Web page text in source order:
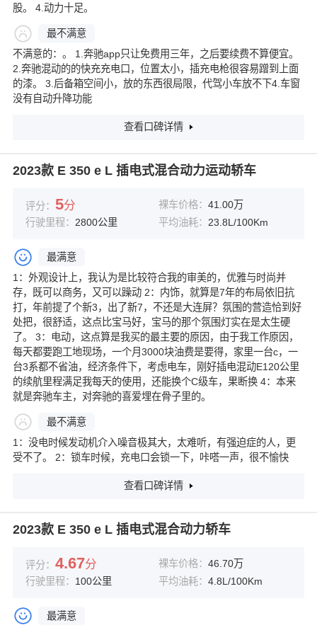
股。 4.动力十足。
最不满意
不满意的：。 1.奔驰app只让免费用三年，之后要续费不算便宜。
2.奔驰混动的的快充充电口，位置太小，插充电枪很容易蹭到上面
的漆。 3.后备箱空间小，放的东西很局限，代驾小车放不下4.车窗
没有自动升降功能
查看口碑详情
2023款 E 350 e L 插电式混合动力运动轿车
评分： 5分 裸车价格： 41.00万
行驶里程： 2800公里 平均油耗： 23.8L/100Km
最满意
1：外观设计上，我认为是比较符合我的审美的，优雅与时尚并
存，既可以商务，又可以躁动 2：内饰，就算是7年的布局依旧抗
打，年前提了个新3，出了新7，不还是大连屏？氛围的营造恰到好
处把，很舒适，这点比宝马好，宝马的那个氛围灯实在是太生硬
了。 3：电动，这点算是我买的最主要的原因，由于我工作原因，
每天都要跑工地现场，一个月3000块油费是要得，家里一台c，一
台3系都不省油，经济条件下，考虑电车，刚好插电混动E120公里
的续航里程满足我每天的使用，还能换个C级车，果断换 4：本来
就是奔驰车主，对奔驰的喜爱埋在骨子里的。
最不满意
1：没电时候发动机介入噪音极其大，太难听，有强迫症的人，更
受不了。 2：锁车时候，充电口会锁一下，咔嗒一声，很不愉快
查看口碑详情
2023款 E 350 e L 插电式混合动力轿车
评分： 4.67分 裸车价格： 46.70万
行驶里程： 100公里 平均油耗： 4.8L/100Km
最满意